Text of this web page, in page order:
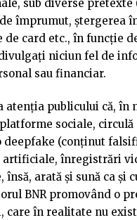
sub diverse
împrumut, ștergerea
de card etc., în funcție
niciun fel de
sau financiar.
atenția publicului că, în
sociale,
deepfake (conținut
înregistrări
însă, arată și sună ca și
BNR promovând o
care în realitate nu